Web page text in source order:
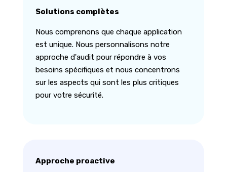
Solutions complètes
Nous comprenons que chaque application
est unique. Nous personnalisons notre
approche d'audit pour répondre à vos
besoins spécifiques et nous concentrons
sur les aspects qui sont les plus critiques
pour votre sécurité.
Approche proactive